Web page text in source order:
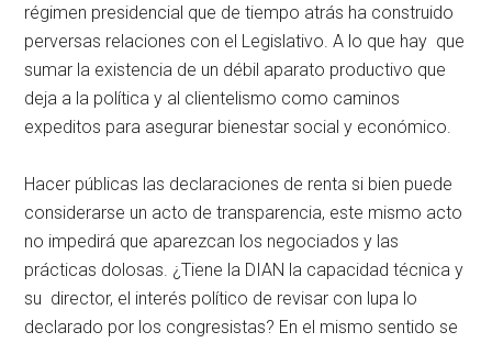
régimen presidencial que de tiempo atrás ha construido
perversas relaciones con el Legislativo. A lo que hay que
sumar la existencia de un débil aparato productivo que
deja a la política y al clientelismo como caminos
expeditos para asegurar bienestar social y económico.
Hacer públicas las declaraciones de renta si bien puede
considerarse un acto de transparencia, este mismo acto
no impedirá que aparezcan los negociados y las
prácticas dolosas. ¿Tiene la DIAN la capacidad técnica y
su director, el interés político de revisar con lupa lo
declarado por los congresistas? En el mismo sentido se